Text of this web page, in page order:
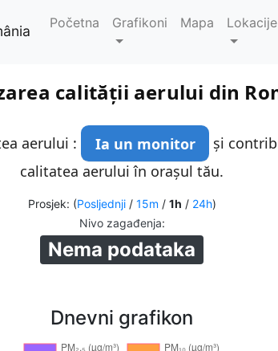
Početna Grafikoni Mapa Lokacije
calității aerului din
aerului : Ia un monitor
și
calitatea aerului în orașul tău.
Prosjek: (Posljednji/ 15m / 1h / 24h)
Nivo zagađenja:
Nema podataka
Dnevni grafikon